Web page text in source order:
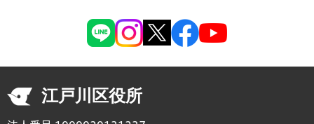
江戸川区役所